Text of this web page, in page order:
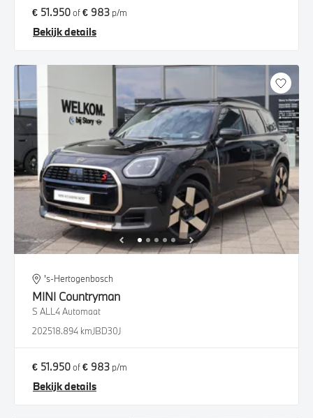
€ 51.950of€ 983 p/m
Bekijk details
's-Hertogenbosch
MINI Countryman
S ALL4 Automaat
202518.894 kmJBD30J
€ 51.950of€ 983 p/m
Bekijk details